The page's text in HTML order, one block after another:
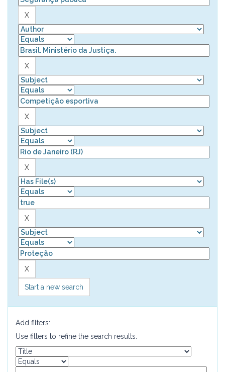
Start a new search
Add filters:
Use filters to refine the search results.